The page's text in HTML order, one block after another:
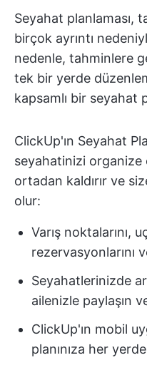
Seyahat planlaması,
birçok ayrıntı
nedenle, tahminlere
tek bir yerde
kapsamlı bir seyahat
ClickUp'ın Seyahat
seyahatinizi organize
ortadan kaldırır ve
olur:
Varış noktalarını,
rezervasyonlarını
Seyahatlerinizde
ailenizle paylaşın
ClickUp'ın mobil
planınıza her